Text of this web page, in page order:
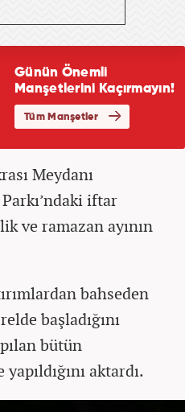
Meydanı
iftar
ve ramazan ayının
bahseden
başladığını
bütün
aktardı.